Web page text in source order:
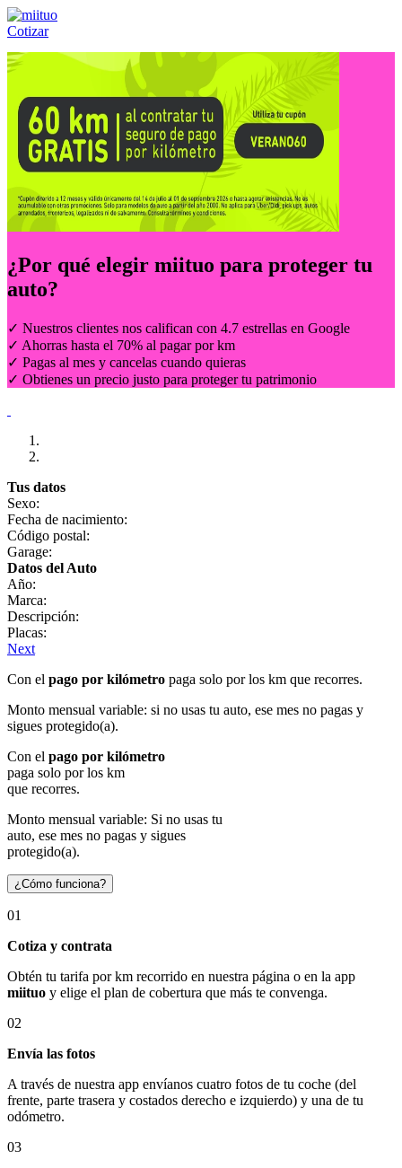
Cotizar
Llámanos al:(55) 84-21-05-00 ó
¿Por qué elegir miituo para proteger tu
auto?
✓ Nuestros clientes nos califican con 4.7 estrellas en Google
✓ Ahorras hasta el 70% al pagar por km
✓ Pagas al mes y cancelas cuando quieras
✓ Obtienes un precio justo para proteger tu patrimonio
Tus datos
Sexo:
Fecha de nacimiento:
Código postal:
Garage:
Datos del Auto
Año:
Marca:
Descripción:
Placas:
Next
Con el pago por kilómetro paga solo por los km que recorres.
Monto mensual variable: si no usas tu auto, ese mes no pagas y
sigues protegido(a).
Con el pago por kilómetro
paga solo por los km
que recorres.
Monto mensual variable: Si no usas tu
auto, ese mes no pagas y sigues
protegido(a).
¿Cómo funciona?
01
Cotiza y contrata
Obtén tu tarifa por km recorrido en nuestra página o en la app
miituo y elige el plan de cobertura que más te convenga.
02
Envía las fotos
A través de nuestra app envíanos cuatro fotos de tu coche (del
frente, parte trasera y costados derecho e izquierdo) y una de tu
odómetro.
03